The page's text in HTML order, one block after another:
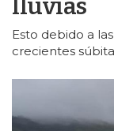
lluvias
Esto debido a
crecientes